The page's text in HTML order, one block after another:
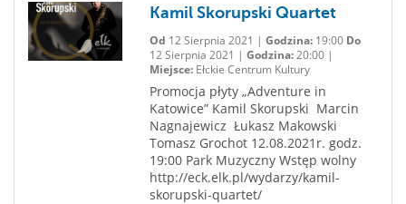
Kamil Skorupski Quartet
Od 12 Sierpnia 2021 | Godzina:19:00 Do
12 Sierpnia 2021 | Godzina:20:00 |
Miejsce:Ełckie Centrum Kultury
Promocja płyty „Adventure in
Katowice” Kamil Skorupski Marcin
Nagnajewicz Łukasz Makowski
Tomasz Grochot 12.08.2021r. godz.
19:00 Park Muzyczny Wstęp wolny
http://eck.elk.pl/wydarzy/kamil-
skorupski-quartet/